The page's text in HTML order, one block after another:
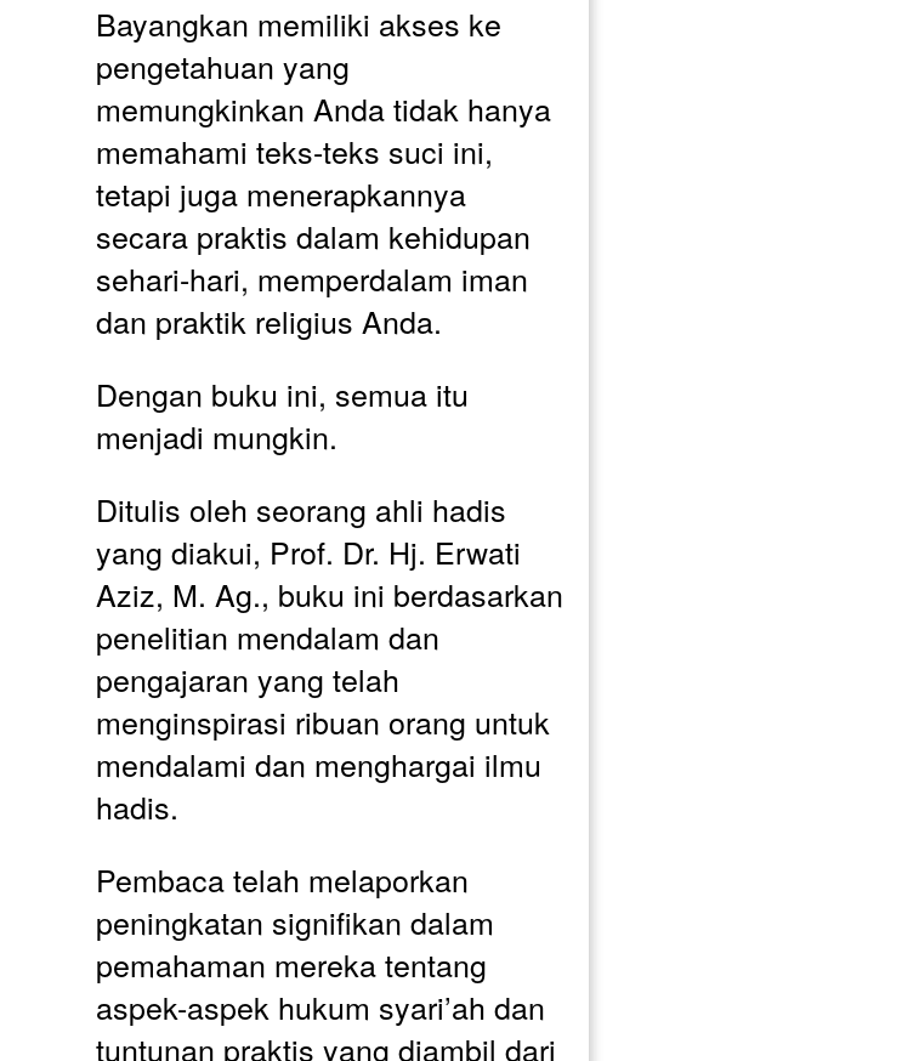
Bayangkan memiliki akses ke
pengetahuan yang
memungkinkan Anda tidak hanya
memahami teks-teks suci ini,
tetapi juga menerapkannya
secara praktis dalam kehidupan
sehari-hari, memperdalam iman
dan praktik religius Anda.
Dengan buku ini, semua itu
menjadi mungkin.
Ditulis oleh seorang ahli hadis
yang diakui, Prof. Dr. Hj. Erwati
Aziz, M. Ag., buku ini berdasarkan
penelitian mendalam dan
pengajaran yang telah
menginspirasi ribuan orang untuk
mendalami dan menghargai ilmu
hadis.
Pembaca telah melaporkan
peningkatan signifikan dalam
pemahaman mereka tentang
aspek-aspek hukum syari’ah dan
tuntunan praktis yang diambil dari